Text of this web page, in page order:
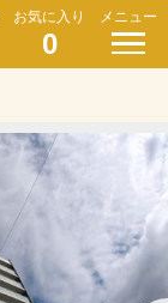
お気に入り
0
メニュー